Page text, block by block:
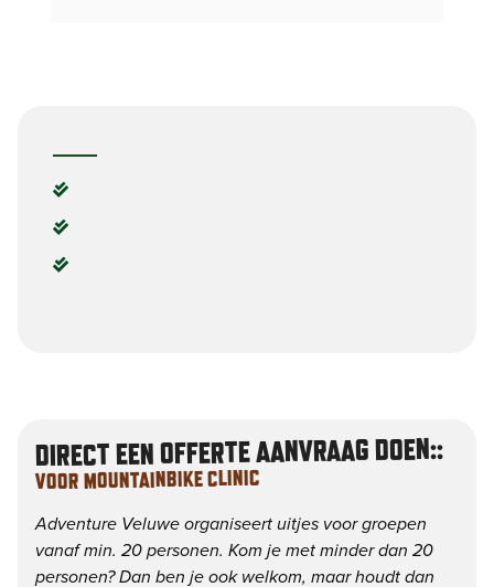
DIRECT EEN OFFERTE AANVRAAG DOEN::
VOOR MOUNTAINBIKE CLINIC
Adventure Veluwe organiseert uitjes voor groepen
vanaf min. 20 personen. Kom je met minder dan 20
personen? Dan ben je ook welkom, maar houdt dan